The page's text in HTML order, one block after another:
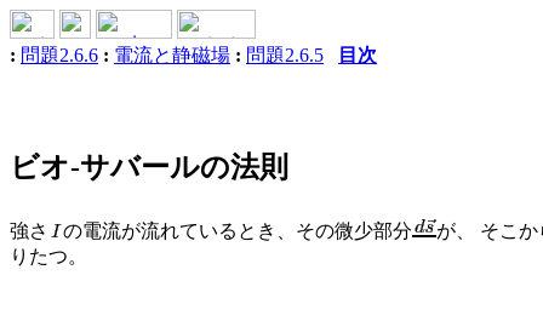
: 問題2.6.6 : 電流と静磁場 : 問題2.6.5 目次
ビオ-サバールの法則
強さ の電流が流れているとき、その微少部分
が、 そこか
りたつ。